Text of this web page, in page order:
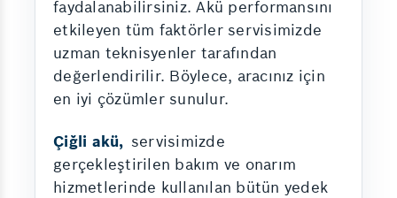
faydalanabilirsiniz. Akü performansını
etkileyen tüm faktörler servisimizde
uzman teknisyenler tarafından
değerlendirilir. Böylece, aracınız için
en iyi çözümler sunulur.
Çiğli akü, servisimizde
gerçekleştirilen bakım ve onarım
hizmetlerinde kullanılan bütün yedek